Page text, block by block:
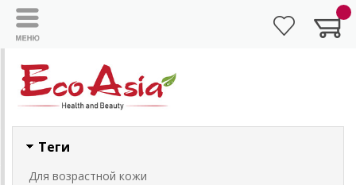
Теги
Для возрастной кожи